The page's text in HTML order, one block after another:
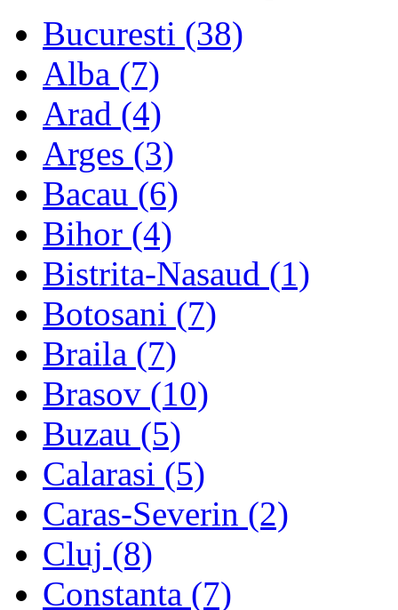
Bucuresti (38)
Alba (7)
Arad (4)
Arges (3)
Bacau (6)
Bihor (4)
Bistrita-Nasaud (1)
Botosani (7)
Braila (7)
Brasov (10)
Buzau (5)
Calarasi (5)
Caras-Severin (2)
Cluj (8)
Constanta (7)